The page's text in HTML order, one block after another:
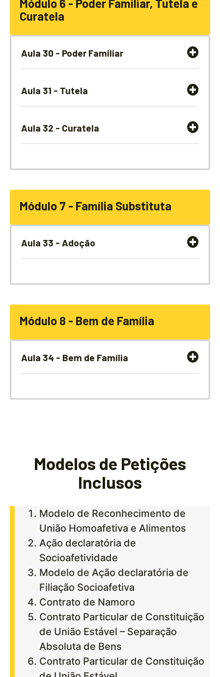
Módulo 6 - Poder Familiar, Tutela e
Curatela
Aula 30 - Poder Familiar
Aula 31 - Tutela
Aula 32 - Curatela
Módulo 7 - Família Substituta
Aula 33 - Adoção
Módulo 8 - Bem de Família
Aula 34 - Bem de Família
Modelos de Petições
Inclusos
Modelo de Reconhecimento de
União Homoafetiva e Alimentos
Ação declaratória de
Socioafetividade
Modelo de Ação declaratória de
Filiação Socioafetiva
Contrato de Namoro
Contrato Particular de Constituição
de União Estável – Separação
Absoluta de Bens
Contrato Particular de Constituição